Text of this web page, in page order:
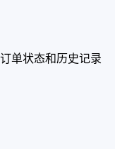
订单状态和历史记录